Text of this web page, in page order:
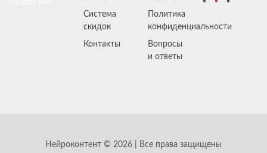
Система
скидок
Контакты
Политика
конфиденциальности
Вопросы
и ответы
Нейроконтент © 2026 | Все права защищены